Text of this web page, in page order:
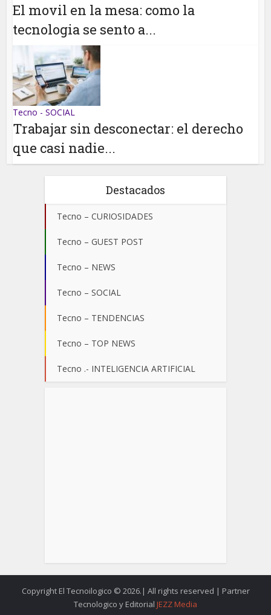
El movil en la mesa: como la
tecnologia se sento a...
Tecno - SOCIAL
Trabajar sin desconectar: el derecho
que casi nadie...
Destacados
Tecno – CURIOSIDADES
Tecno – GUEST POST
Tecno – NEWS
Tecno – SOCIAL
Tecno – TENDENCIAS
Tecno – TOP NEWS
Tecno .- INTELIGENCIA ARTIFICIAL
Copyright El Tecnoilogico © 2026.| All rights reserved | Partner
Tecnologico y Editorial JEZZ Media